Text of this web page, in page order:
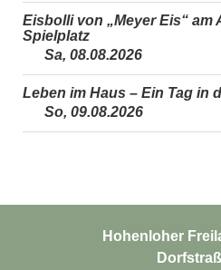
Eisbolli von „Meyer Eis“ am
Spielplatz
Sa, 08.08.2026
Leben im Haus – Ein Tag in
So, 09.08.2026
Hohenloher